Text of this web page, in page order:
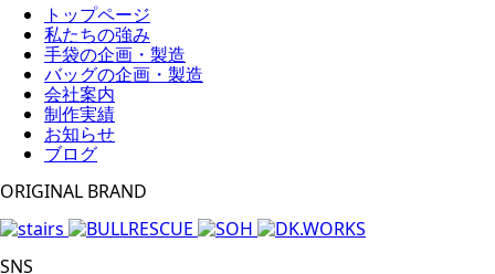
トップページ
私たちの強み
手袋の企画・製造
バッグの企画・製造
会社案内
制作実績
お知らせ
ブログ
ORIGINAL BRAND
SNS